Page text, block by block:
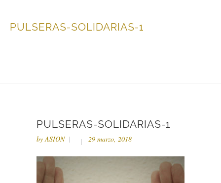
PULSERAS-SOLIDARIAS-1
PULSERAS-SOLIDARIAS-1
byASION 29 marzo, 2018